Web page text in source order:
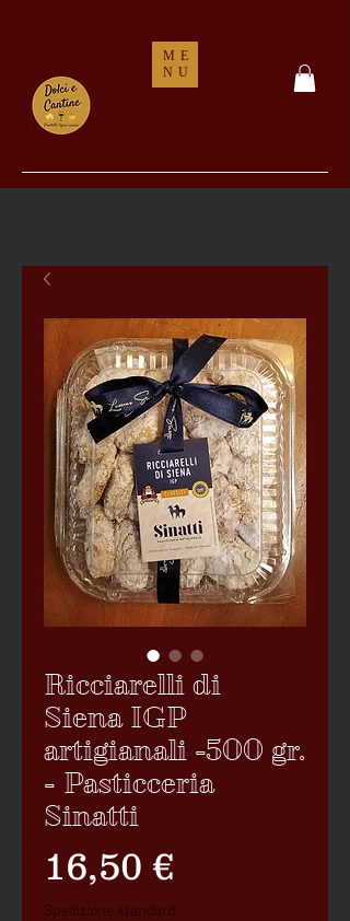
ME
NU
Ricciarelli di
Siena IGP
artigianali -500 gr.
- Pasticceria
Sinatti
16,50 €
Spedizione standard